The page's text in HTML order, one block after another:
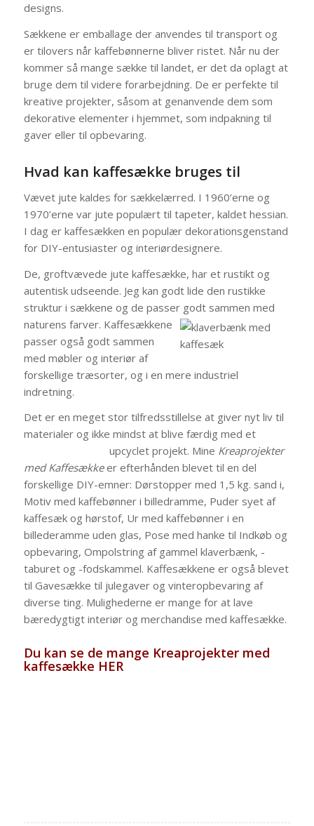
designs.
Sækkene er emballage der anvendes til transport og
er tilovers når kaffebønnerne bliver ristet. Når nu der
kommer så mange sække til landet, er det da oplagt at
bruge dem til videre forarbejdning. De er perfekte til
kreative projekter, såsom at genanvende dem som
dekorative elementer i hjemmet, som indpakning til
gaver eller til opbevaring.
Hvad kan kaffesække bruges til
Vævet jute kaldes for sækkelærred. I 1960’erne og
1970’erne var jute populært til tapeter, kaldet hessian.
I dag er kaffesækken en populær dekorationsgenstand
for DIY-entusiaster og interiørdesignere.
De, groftvævede jute kaffesække, har et rustikt og
autentisk udseende. Jeg kan godt lide den rustikke
struktur i sækkene og de passer godt sammen med
naturens farver. Kaffesækkene
passer også godt sammen
med møbler og interiør af
forskellige træsorter, og i en mere industriel
indretning.
Det er en meget stor tilfredsstillelse at giver nyt liv til
materialer og ikke mindst at blive færdig med et
upcyclet projekt. Mine Kreaprojekter
med Kaffesækkeer efterhånden blevet til en del
forskellige DIY-emner: Dørstopper med 1,5 kg. sand i,
Motiv med kaffebønner i billedramme, Puder syet af
kaffesæk og hørstof, Ur med kaffebønner i en
billederamme uden glas, Pose med hanke til Indkøb og
opbevaring, Ompolstring af gammel klaverbænk, -
taburet og -fodskammel. Kaffesækkene er også blevet
til Gavesække til julegaver og vinteropbevaring af
diverse ting. Mulighederne er mange for at lave
bæredygtigt interiør og merchandise med kaffesække.
Du kan se de mange Kreaprojekter med
kaffesække HER